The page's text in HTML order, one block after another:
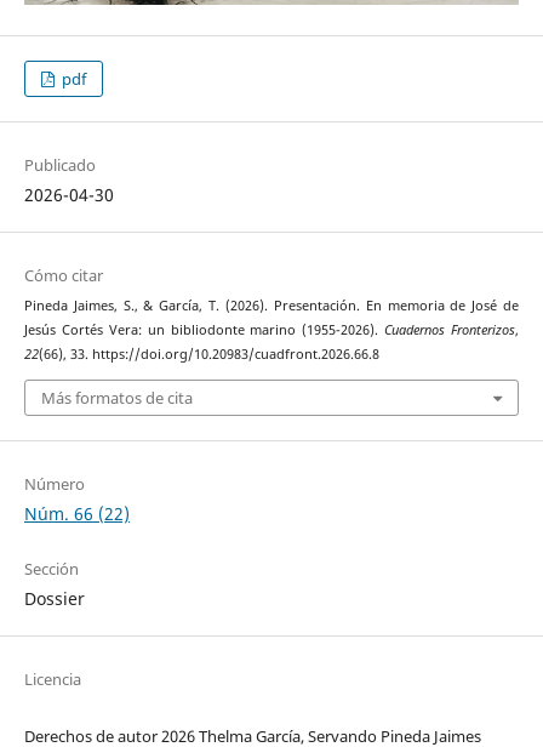
pdf
Publicado
2026-04-30
Cómo citar
Pineda Jaimes, S., & García, T. (2026). Presentación. En memoria de José de
Jesús Cortés Vera: un bibliodonte marino (1955-2026).Cuadernos Fronterizos,
22(66), 33. https://doi.org/10.20983/cuadfront.2026.66.8
Más formatos de cita
Número
Núm. 66 (22)
Sección
Dossier
Licencia
Derechos de autor 2026 Thelma García, Servando Pineda Jaimes